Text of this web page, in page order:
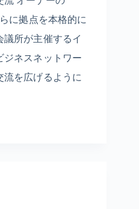
に拠点を本格的に
所が主催するイ
ジネスネットワー
流を広げるように